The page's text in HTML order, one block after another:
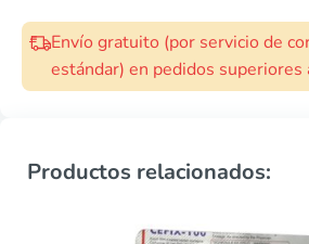
Envío gratuito (por servicio de
estándar) en pedidos
Productos relacionados: